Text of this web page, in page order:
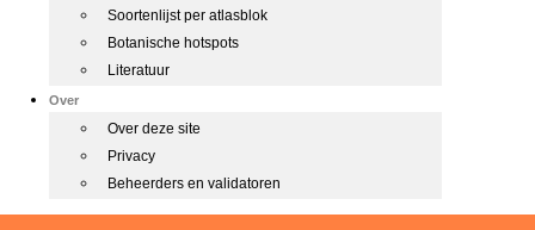
Soortenlijst per atlasblok
Botanische hotspots
Literatuur
Over
Over deze site
Privacy
Beheerders en validatoren